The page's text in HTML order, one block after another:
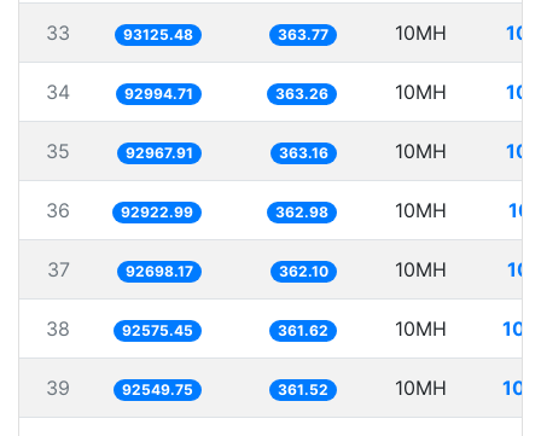
33 93125.48 363.77 10MH
34 92994.71 363.26 10MH
35 92967.91 363.16 10MH
36 92922.99 362.98 10MH
37 92698.17 362.10 10MH
38 92575.45 361.62 10MH
39 92549.75 361.52 10MH